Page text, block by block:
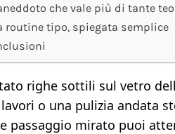
che vale più di tante
routine tipo, spiegata semplice
righe sottili sul vetro
o una pulizia andata
passaggio mirato puoi